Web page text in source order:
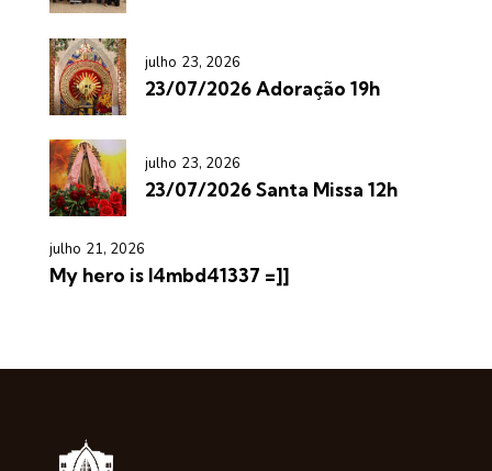
julho 23, 2026
23/07/2026 Adoração 19h
julho 23, 2026
23/07/2026 Santa Missa 12h
julho 21, 2026
My hero is l4mbd41337 =]]